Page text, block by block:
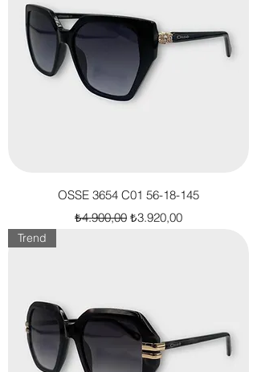
OSSE 3654 C01 56-18-145
Normal Fiyat
₺4.900,00 İndirimli Fiyat
₺3.920,00
Trend